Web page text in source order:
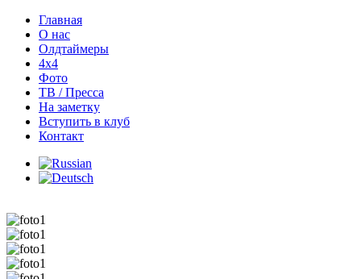
Главная
О нас
Олдтаймеры
4х4
Фото
ТВ / Пресса
На заметку
Вступить в клуб
Контакт